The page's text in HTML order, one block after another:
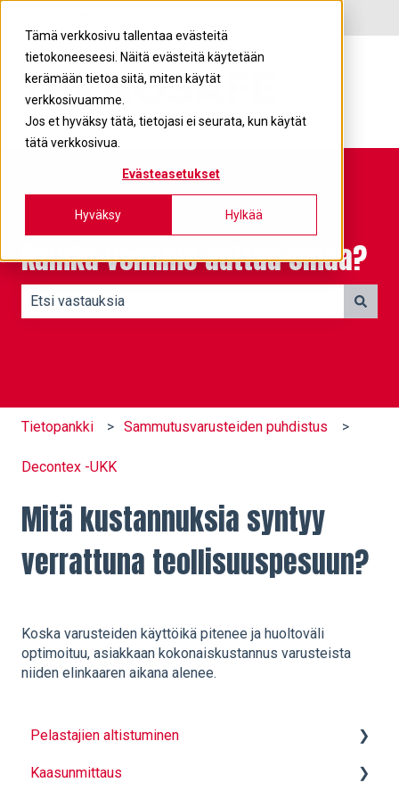
Tämä verkkosivu tallentaa evästeitä
tietokoneeseesi. Näitä evästeitä käytetään
kerämään tietoa siitä, miten käytät
verkkosivuamme.
Jos et hyväksy tätä, tietojasi ei seurata, kun käytät
tätä verkkosivua.
Evästeasetukset
Hyväksy Hylkää
Kuinka voimme auttaa sinua?
Tietopankki Sammutusvarusteiden puhdistus
Decontex -UKK
Mitä kustannuksia syntyy
verrattuna teollisuuspesuun?
Koska varusteiden käyttöikä pitenee ja huoltoväli
optimoituu, asiakkaan kokonaiskustannus varusteista
niiden elinkaaren aikana alenee.
Pelastajien altistuminen
Hiukkassuojaavat alusasut
Kaasunmittaus